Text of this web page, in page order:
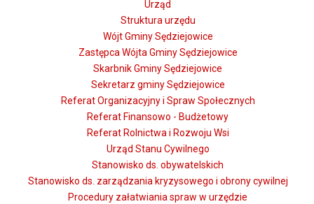
Urząd
Struktura urzędu
Wójt Gminy Sędziejowice
Zastępca Wójta Gminy Sędziejowice
Skarbnik Gminy Sędziejowice
Sekretarz gminy Sędziejowice
Referat Organizacyjny i Spraw Społecznych
Referat Finansowo - Budżetowy
Referat Rolnictwa i Rozwoju Wsi
Urząd Stanu Cywilnego
Stanowisko ds. obywatelskich
Stanowisko ds. zarządzania kryzysowego i obrony cywilnej
Procedury załatwiania spraw w urzędzie